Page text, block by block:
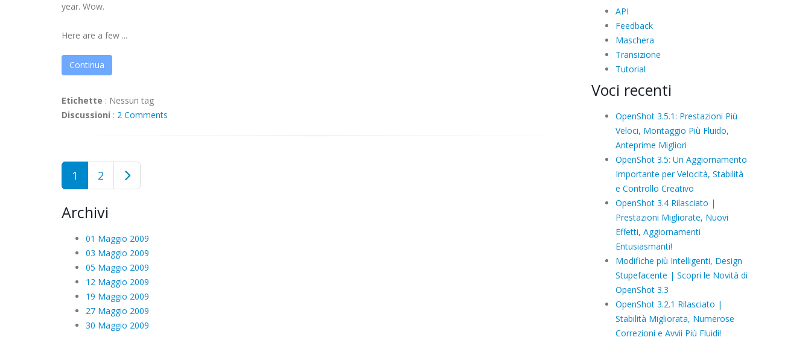
year. Wow.
Here are a few ...
Continua
Etichette : Nessun tag
Discussioni : 2 Comments
1 2
Archivi
01 Maggio 2009
03 Maggio 2009
05 Maggio 2009
12 Maggio 2009
19 Maggio 2009
27 Maggio 2009
30 Maggio 2009
API
Feedback
Maschera
Transizione
Tutorial
Voci recenti
OpenShot 3.5.1: Prestazioni Più
Veloci, Montaggio Più Fluido,
Anteprime Migliori
OpenShot 3.5: Un Aggiornamento
Importante per Velocità, Stabilità
e Controllo Creativo
OpenShot 3.4 Rilasciato |
Prestazioni Migliorate, Nuovi
Effetti, Aggiornamenti
Entusiasmanti!
Modifiche più Intelligenti, Design
Stupefacente | Scopri le Novità di
OpenShot 3.3
OpenShot 3.2.1 Rilasciato |
Stabilità Migliorata, Numerose
Correzioni e Avvii Più Fluidi!